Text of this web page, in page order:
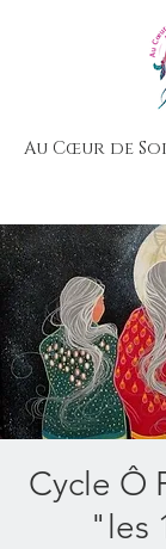
Au Cœur de
Cycle Ô
"les